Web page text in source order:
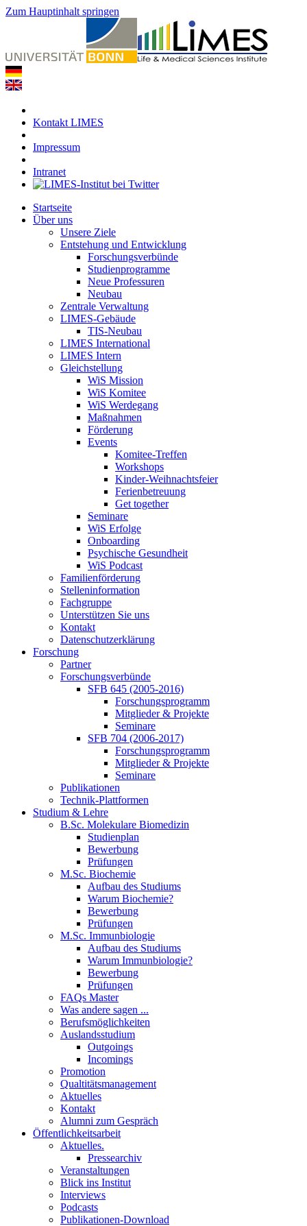
Zum Hauptinhalt springen
Kontakt LIMES
Impressum
Intranet
Startseite
Über uns
Unsere Ziele
Entstehung und Entwicklung
Forschungsverbünde
Studienprogramme
Neue Professuren
Neubau
Zentrale Verwaltung
LIMES-Gebäude
TIS-Neubau
LIMES International
LIMES Intern
Gleichstellung
WiS Mission
WiS Komitee
WiS Werdegang
Maßnahmen
Förderung
Events
Komitee-Treffen
Workshops
Kinder-Weihnachtsfeier
Ferienbetreuung
Get together
Seminare
WiS Erfolge
Onboarding
Psychische Gesundheit
WiS Podcast
Familienförderung
Stelleninformation
Fachgruppe
Unterstützen Sie uns
Kontakt
Datenschutzerklärung
Forschung
Partner
Forschungsverbünde
SFB 645 (2005-2016)
Forschungsprogramm
Mitglieder & Projekte
Seminare
SFB 704 (2006-2017)
Forschungsprogramm
Mitglieder & Projekte
Seminare
Publikationen
Technik-Plattformen
Studium & Lehre
B.Sc. Molekulare Biomedizin
Studienplan
Bewerbung
Prüfungen
M.Sc. Biochemie
Aufbau des Studiums
Warum Biochemie?
Bewerbung
Prüfungen
M.Sc. Immunbiologie
Aufbau des Studiums
Warum Immunbiologie?
Bewerbung
Prüfungen
FAQs Master
Was andere sagen ...
Berufsmöglichkeiten
Auslandsstudium
Outgoings
Incomings
Promotion
Qualtitätsmanagement
Aktuelles
Kontakt
Alumni zum Gespräch
Öffentlichkeitsarbeit
Aktuelles.
Pressearchiv
Veranstaltungen
Blick ins Institut
Interviews
Podcasts
Publikationen-Download